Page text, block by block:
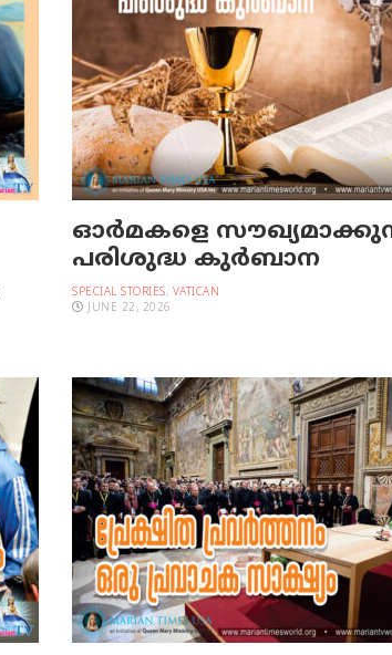
ഓര്‍മകളെ
പരിശുദ്ധ കുര്‍ബാന
SPECIAL STORIES, VATICAN
JUNE 22, 2026